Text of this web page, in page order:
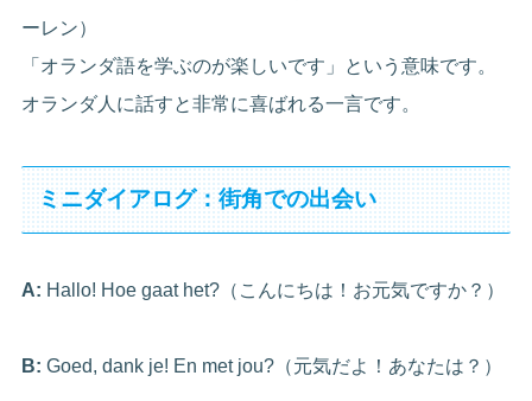
ーレン）
「オランダ語を学ぶのが楽しいです」という意味です。
オランダ人に話すと非常に喜ばれる一言です。
ミニダイアログ：街角での出会い
A: Hallo! Hoe gaat het?（こんにちは！お元気ですか？）
B: Goed, dank je! En met jou?（元気だよ！あなたは？）